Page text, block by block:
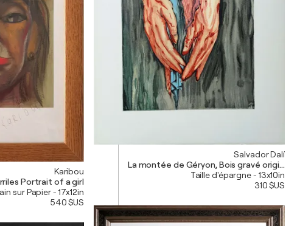
Karibou
Portrait of a girl
sur Papier - 17x12in
540 $US
Salvador Dalí
La montée de Géryon, Bois gravé original
Taille d'épargne - 13x10in
310 $US